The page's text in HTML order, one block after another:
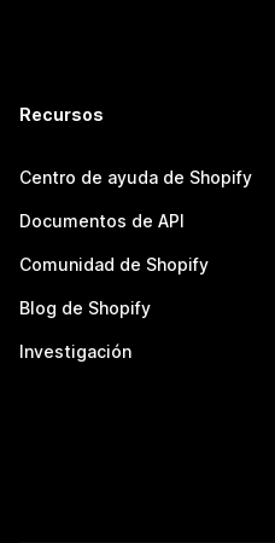
Recursos
Centro de ayuda de Shopify
Documentos de API
Comunidad de Shopify
Blog de Shopify
Investigación